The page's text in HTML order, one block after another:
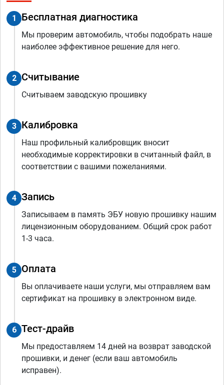
1 Бесплатная диагностика
Мы проверим автомобиль, чтобы подобрать наше
наиболее эффективное решение для него.
2 Считывание
Считываем заводскую прошивку
3 Калибровка
Наш профильный калибровщик вносит
необходимые корректировки в считанный файл, в
соответствии с вашими пожеланиями.
4 Запись
Записываем в память ЭБУ новую прошивку нашим
лицензионным оборудованием. Общий срок работ
1-3 часа.
5 Оплата
Вы оплачиваете наши услуги, мы отправляем вам
сертификат на прошивку в электронном виде.
6 Тест-драйв
Мы предоставляем 14 дней на возврат заводской
прошивки, и денег (если ваш автомобиль
исправен).